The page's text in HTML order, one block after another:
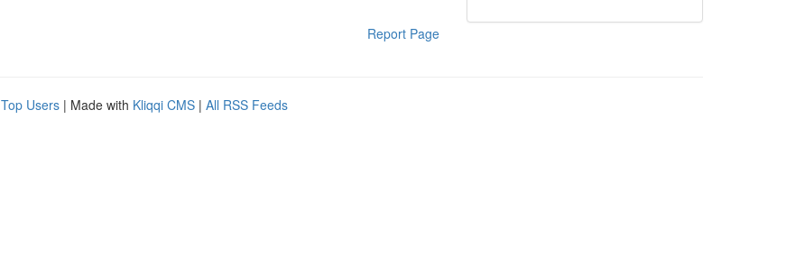
Report Page
Top Users | Made with Kliqqi CMS | All RSS Feeds